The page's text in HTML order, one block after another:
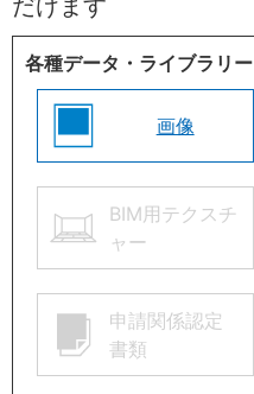
だけます
各種データ・ライブラリー
画像
BIM用テクスチ
ャー
申請関係認定
書類